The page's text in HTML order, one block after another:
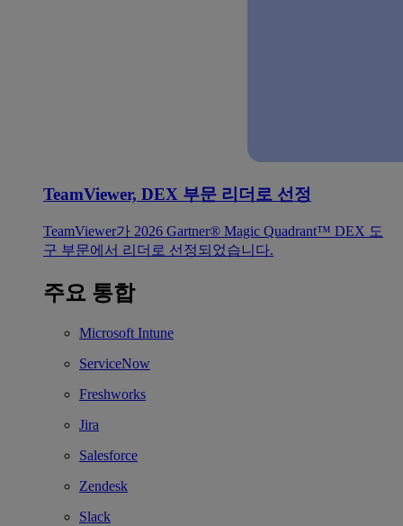
TeamViewer, DEX 부문 리더로 선정
TeamViewer가 2026 Gartner® Magic Quadrant™ DEX 도
구 부문에서 리더로 선정되었습니다.
주요 통합
Microsoft Intune
ServiceNow
Freshworks
Jira
Salesforce
Zendesk
Slack